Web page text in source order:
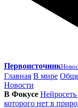
Первоисточник
Главная В мире
Новости
В Фокусе
которого нет в